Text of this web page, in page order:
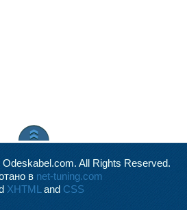
All Rights Reserved.
в net-tuning.com
XHTML and CSS